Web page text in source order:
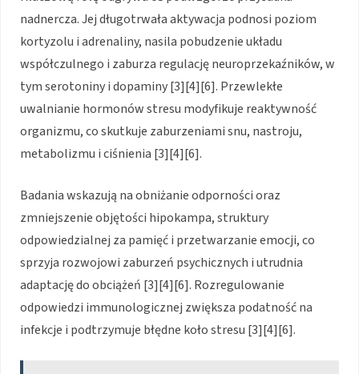
nadnercza. Jej długotrwała aktywacja podnosi poziom
kortyzolu i adrenaliny, nasila pobudzenie układu
współczulnego i zaburza regulację neuroprzekaźników, w
tym serotoniny i dopaminy [3][4][6]. Przewlekłe
uwalnianie hormonów stresu modyfikuje reaktywność
organizmu, co skutkuje zaburzeniami snu, nastroju,
metabolizmu i ciśnienia [3][4][6].
Badania wskazują na obniżanie odporności oraz
zmniejszenie objętości hipokampa, struktury
odpowiedzialnej za pamięć i przetwarzanie emocji, co
sprzyja rozwojowi zaburzeń psychicznych i utrudnia
adaptację do obciążeń [3][4][6]. Rozregulowanie
odpowiedzi immunologicznej zwiększa podatność na
infekcje i podtrzymuje błędne koło stresu [3][4][6].